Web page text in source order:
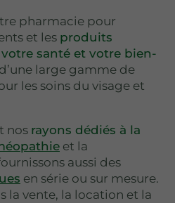
pharmacie pour
et les produits
santé et votre bien-
large gamme de
les soins du visage et
nos rayons dédiés à la
et la
aussi des
en série ou sur mesure.
la vente, la location et la